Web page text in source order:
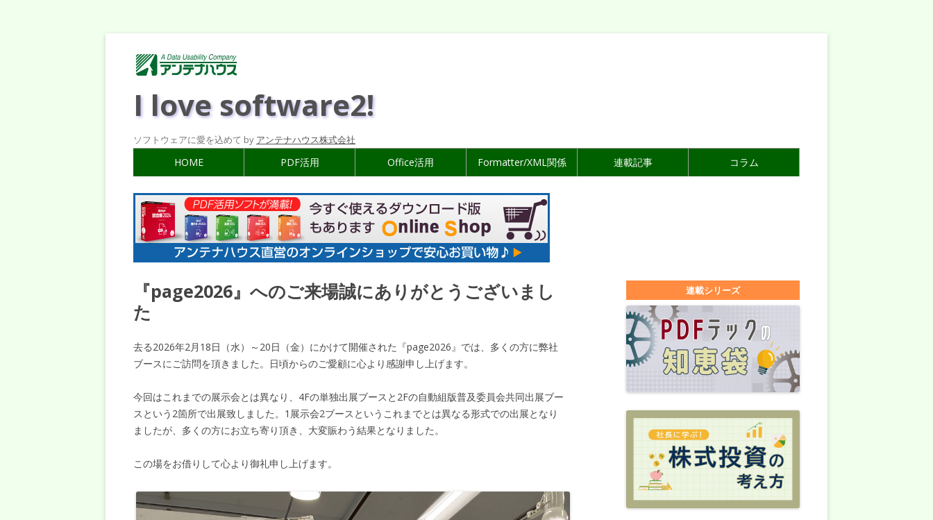
I love software2!
ソフトウェアに愛を込めて by アンテナハウス株式会社
HOME PDF活用 Office活用 Formatter/XML関係 連載記事 コラム
『page2026』へのご来場誠にありがとうございまし
た
去る2026年2月18日（水）～20日（金）にかけて開催された『page2026』では、多くの方に弊社
ブースにご訪問を頂きました。日頃からのご愛顧に心より感謝申し上げます。
今回はこれまでの展示会とは異なり、4Fの単独出展ブースと2Fの自動組版普及委員会共同出展ブー
スという2箇所で出展致しました。1展示会2ブースというこれまでとは異なる形式での出展となり
ましたが、多くの方にお立ち寄り頂き、大変賑わう結果となりました。
この場をお借りして心より御礼申し上げます。
連載シリーズ